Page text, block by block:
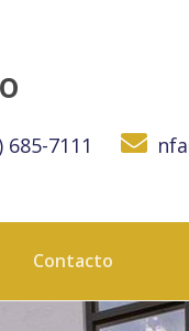
685-7111
Contacto
- KW